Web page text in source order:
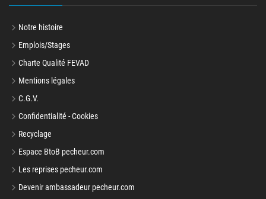
Notre histoire
Emplois/Stages
Charte Qualité FEVAD
Mentions légales
C.G.V.
Confidentialité - Cookies
Recyclage
Espace BtoB pecheur.com
Les reprises pecheur.com
Devenir ambassadeur pecheur.com